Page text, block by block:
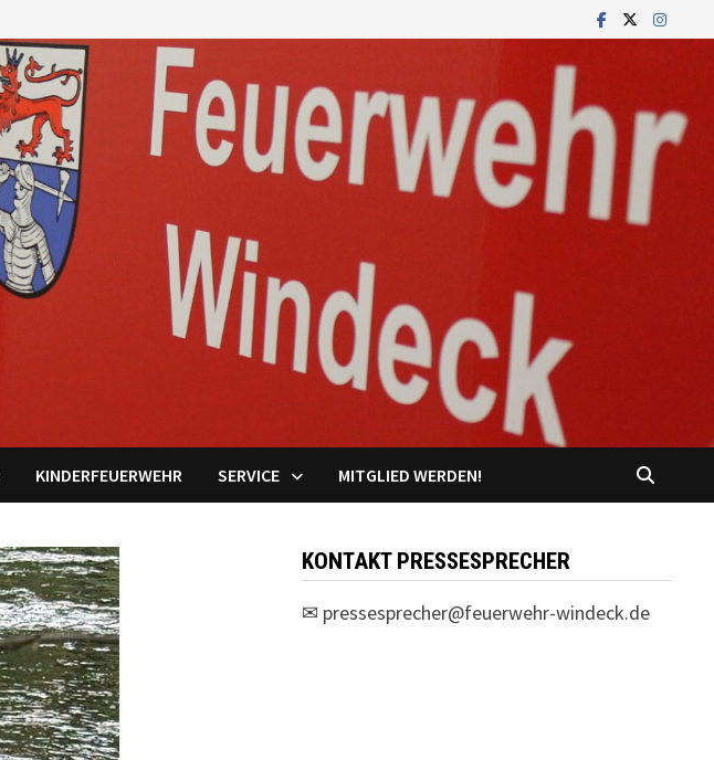
KINDERFEUERWEHR SERVICE MITGLIED WERDEN!
KONTAKT PRESSESPRECHER
✉ pressesprecher@feuerwehr-windeck.de